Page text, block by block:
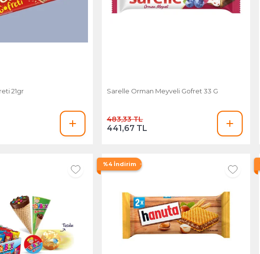
21gr Sarelle Orman Meyveli Gofret 33 G
483,33 TL
441,67 TL
%4 İndirim